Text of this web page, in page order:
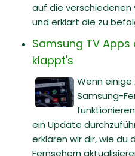
auf die
und erklärt die zu
Samsung TV Apps
klappt's
Wenn
Samsung-
ein Update
erklären wir dir, wie du
Fernsehern